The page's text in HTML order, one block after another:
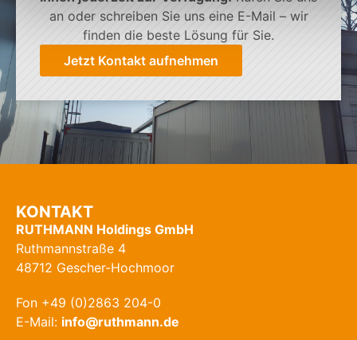
an oder schreiben Sie uns eine E-Mail – wir
finden die beste Lösung für Sie.
Jetzt Kontakt aufnehmen
KONTAKT
RUTHMANN Holdings GmbH
Ruthmannstraße 4
48712 Gescher-Hochmoor
Fon +49 (0)2863 204-0
E-Mail: info@ruthmann.de